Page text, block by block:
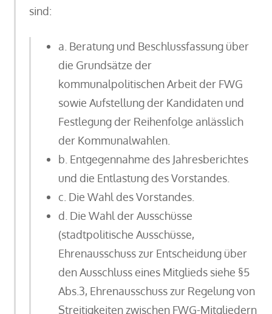
sind:
a. Beratung und Beschlussfassung über
die Grundsätze der
kommunalpolitischen Arbeit der FWG
sowie Aufstellung der Kandidaten und
Festlegung der Reihenfolge anlässlich
der Kommunalwahlen.
b. Entgegennahme des Jahresberichtes
und die Entlastung des Vorstandes.
c. Die Wahl des Vorstandes.
d. Die Wahl der Ausschüsse
(stadtpolitische Ausschüsse,
Ehrenausschuss zur Entscheidung über
den Ausschluss eines Mitglieds siehe §5
Abs.3, Ehrenausschuss zur Regelung von
Streitigkeiten zwischen FWG-Mitgliedern